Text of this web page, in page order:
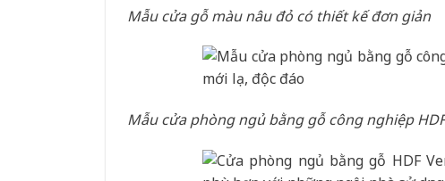
Mẫu cửa gỗ màu nâu đỏ có thiết kế đơn giản
Mẫu cửa phòng ngủ bằng gỗ công nghiệp